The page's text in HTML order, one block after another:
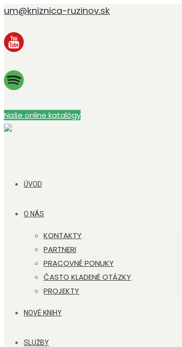
um@kniznica-ruzinov.sk
Naše online katalógy
ÚVOD
O NÁS
KONTAKTY
PARTNERI
PRACOVNÉ PONUKY
ČASTO KLADENÉ OTÁZKY
PROJEKTY
NOVÉ KNIHY
SLUŽBY